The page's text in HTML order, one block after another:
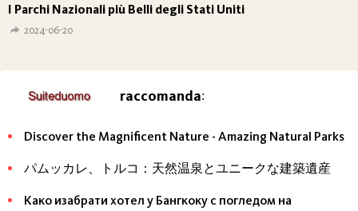
I Parchi Nazionali più Belli degli Stati Uniti
2024-06-20
raccomanda:
Discover the Magnificent Nature - Amazing Natural Parks
パムッカレ、トルコ：天然温泉とユニークな建築遺産
Како изабрати хотел у Бангкоку с погледом на